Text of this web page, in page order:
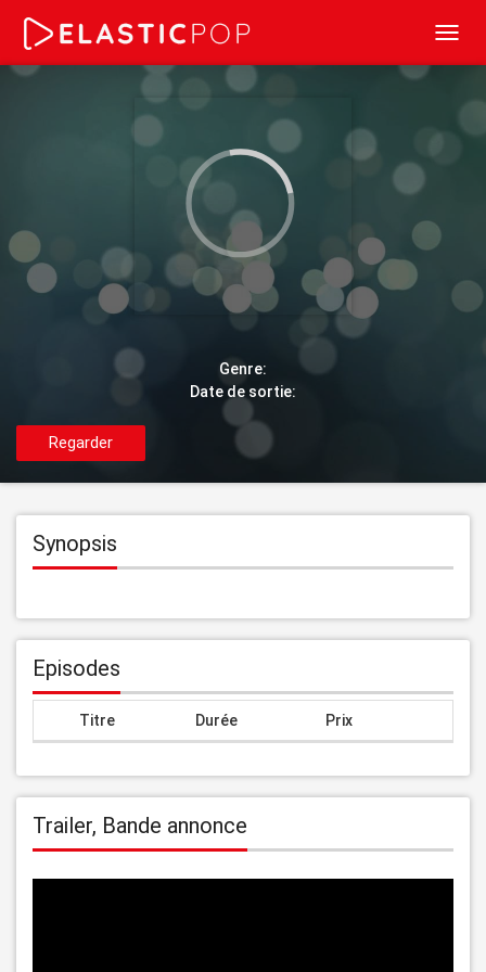
Genre:
Date de sortie:
Regarder
Synopsis
Episodes
Titre Durée Prix
Trailer, Bande annonce